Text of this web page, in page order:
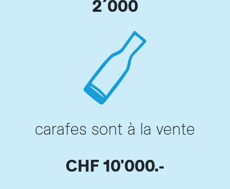
2´000
carafes sont à la vente
CHF 10'000.-